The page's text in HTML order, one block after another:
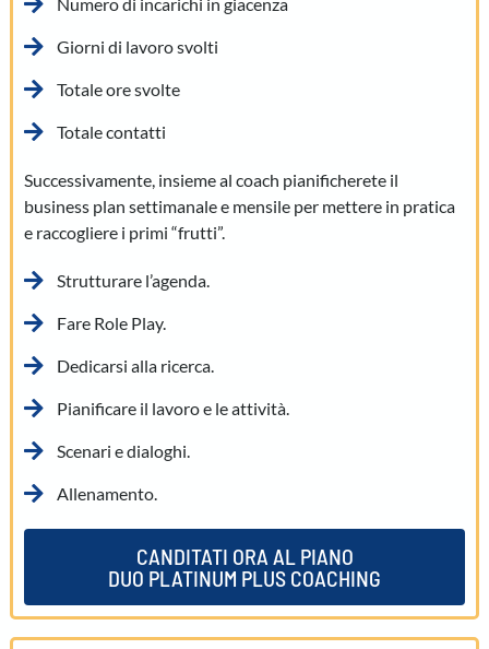
Giorni di lavoro svolti
Totale ore svolte
Totale contatti
Successivamente, insieme al coach pianificherete il
business plan settimanale e mensile per mettere in pratica
e raccogliere i primi “frutti”.
Strutturare l’agenda.
Fare Role Play.
Dedicarsi alla ricerca.
Pianificare il lavoro e le attività.
Scenari e dialoghi.
Allenamento.
CANDITATI ORA AL PIANO
DUO PLATINUM PLUS COACHING